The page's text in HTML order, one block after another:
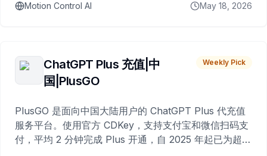
Motion Control AI May 18, 2026
ChatGPT Plus 充值|中
国|PlusGO
Weekly Pick
PlusGO 是面向中国大陆用户的 ChatGPT Plus 代充值
服务平台。使用官方 CDKey，支持支付宝和微信扫码支
付，平均 2 分钟完成 Plus 开通，自 2025 年起已为超过